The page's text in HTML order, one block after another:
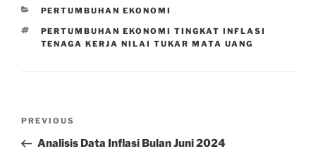
CATEGORIES
PERTUMBUHAN EKONOMI
TAGS
PERTUMBUHAN EKONOMI TINGKAT INFLASI
TENAGA KERJA NILAI TUKAR MATA UANG
Previous
Post
PREVIOUS
Analisis Data Inflasi Bulan Juni 2024